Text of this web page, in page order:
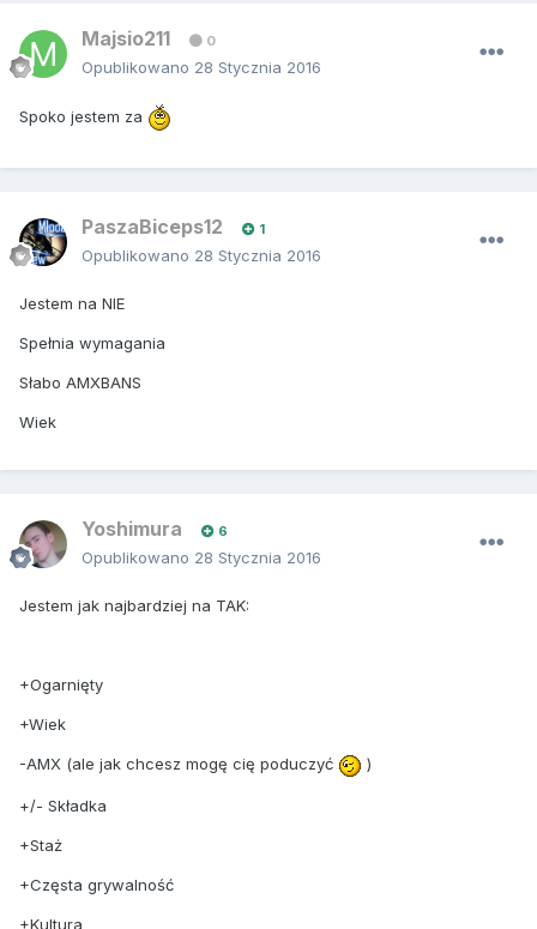
Majsio211 0
Opublikowano 28 Stycznia 2016
Spoko jestem za
PaszaBiceps12 1
Opublikowano 28 Stycznia 2016
Jestem na NIE
Spełnia wymagania
Słabo AMXBANS
Wiek
Yoshimura 6
Opublikowano 28 Stycznia 2016
Jestem jak najbardziej na TAK:
+Ogarnięty
+Wiek
-AMX (ale jak chcesz mogę cię poduczyć )
+/- Składka
+Staż
+Częsta grywalność
+Kultura